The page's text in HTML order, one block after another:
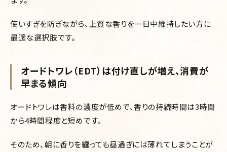
使いすぎを防ぎながら、上質な香りを一日中維持したい方に
最適な選択肢です。
オードトワレ（EDT）は付け直しが増え、消費が
早まる傾向
オードトワレは香料の濃度が低めで、香りの持続時間は3時間
から4時間程度と短めです。
そのため、朝に香りを纏っても昼過ぎには薄れてしまうことが